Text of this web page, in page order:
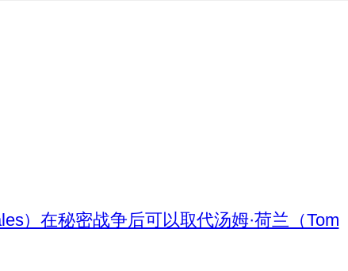
）在秘密战争后可以取代汤姆·荷兰（Tom